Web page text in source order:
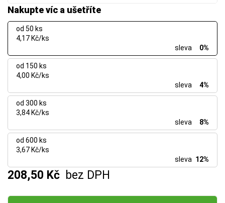
Nakupte víc a ušetříte
od 50 ks
4,17 Kč/ks
sleva
0%
od 150 ks
4,00 Kč/ks
sleva
4%
od 300 ks
3,84 Kč/ks
sleva
8%
od 600 ks
3,67 Kč/ks
sleva 12%
208,50 Kč bez DPH